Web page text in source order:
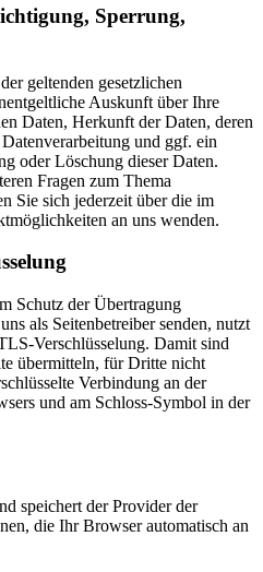
Sperrung,
geltenden gesetzlichen
Auskunft über Ihre
Daten, Herkunft der Daten, deren
und ggf. ein
oder Löschung dieser Daten.
Fragen zum Thema
Sie sich jederzeit über die im
an uns wenden.
Schutz der Übertragung
als Seitenbetreiber senden, nutzt
Verschlüsselung. Damit sind
übermitteln, für Dritte nicht
Verbindung an der
und am Schloss-Symbol in der
speichert der Provider der
die Ihr Browser automatisch an